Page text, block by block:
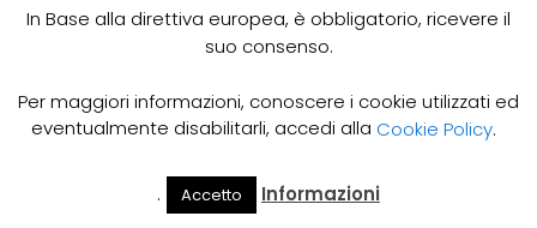
e prevenire il rischio di allagamenti, cattivi odori e
infezioni.
Come funziona lo spurgo dei pozzi neri
Lo spurgo dei pozzi neri viene effettuato mediante
specifiche, in grado di aspirare e rimuovere le
acque reflue e i sedimenti accumulati all’interno del
Cerca Il Mio
In Base alla direttiva europea, è obbligatorio, ricevere il
suo consenso.
Per maggiori informazioni, conoscere i cookie utilizzati ed
eventualmente disabilitarli, accedi alla Cookie Policy.
. Accetto Informazioni